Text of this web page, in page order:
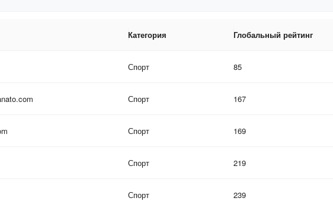
Категория Глобальный рейтинг
Спорт 85
Спорт 167
Спорт 169
Спорт 219
Спорт 239